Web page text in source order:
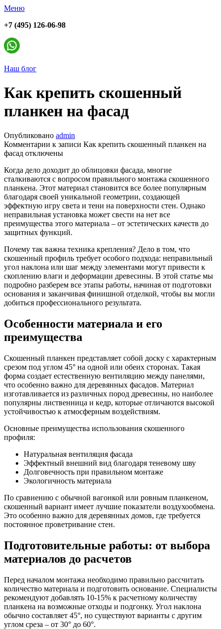
Меню
+7 (495) 126-06-98
Наш блог
Как крепить скошенный
планкен на фасад
Опубликовано admin
Комментарии к записи Как крепить скошенный планкен на
фасад отключены
Когда дело доходит до облицовки фасада, многие
сталкиваются с вопросом правильного монтажа скошенного
планкена. Этот материал становится все более популярным
благодаря своей уникальной геометрии, создающей
эффектную игру света и тени на поверхности стен. Однако
неправильная установка может свести на нет все
преимущества этого материала – от эстетических качеств до
защитных функций.
Почему так важна техника крепления? Дело в том, что
скошенный профиль требует особого подхода: неправильный
угол наклона или шаг между элементами могут привести к
скоплению влаги и деформации древесины. В этой статье мы
подробно разберем все этапы работы, начиная от подготовки
основания и заканчивая финишной отделкой, чтобы вы могли
добиться профессионального результата.
Особенности материала и его
преимущества
Скошенный планкен представляет собой доску с характерным
срезом под углом 45° на одной или обеих сторонах. Такая
форма создает естественную вентиляцию между панелями,
что особенно важно для деревянных фасадов. Материал
изготавливается из различных пород древесины, но наиболее
популярны лиственница и кедр, которые отличаются высокой
устойчивостью к атмосферным воздействиям.
Основные преимущества использования скошенного
профиля:
Натуральная вентиляция фасада
Эффектный внешний вид благодаря теневому шву
Долговечность при правильном монтаже
Экологичность материала
По сравнению с обычной вагонкой или ровным планкеном,
скошенный вариант имеет лучшие показатели воздухообмена.
Это особенно важно для деревянных домов, где требуется
постоянное проветривание стен.
Подготовительные работы: от выбора
материалов до расчетов
Перед началом монтажа необходимо правильно рассчитать
количество материала и подготовить основание. Специалисты
рекомендуют добавлять 10-15% к расчетному количеству
планкена на возможные отходы и подгонку. Угол наклона
обычно составляет 45°, но существуют варианты с другим
углом среза – от 30° до 60°.